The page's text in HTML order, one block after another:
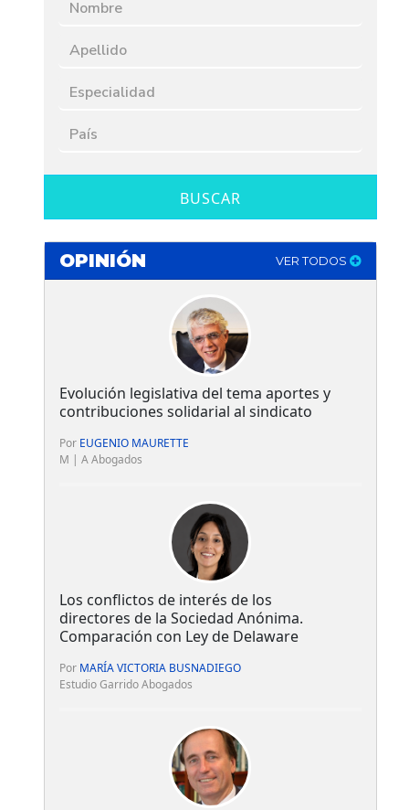
BUSCAR
OPINIÓN VER TODOS
Evolución legislativa del tema aportes y
contribuciones solidarial al sindicato
Por EUGENIO MAURETTE
M | A Abogados
Los conflictos de interés de los
directores de la Sociedad Anónima.
Comparación con Ley de Delaware
Por MARÍA VICTORIA BUSNADIEGO
Estudio Garrido Abogados